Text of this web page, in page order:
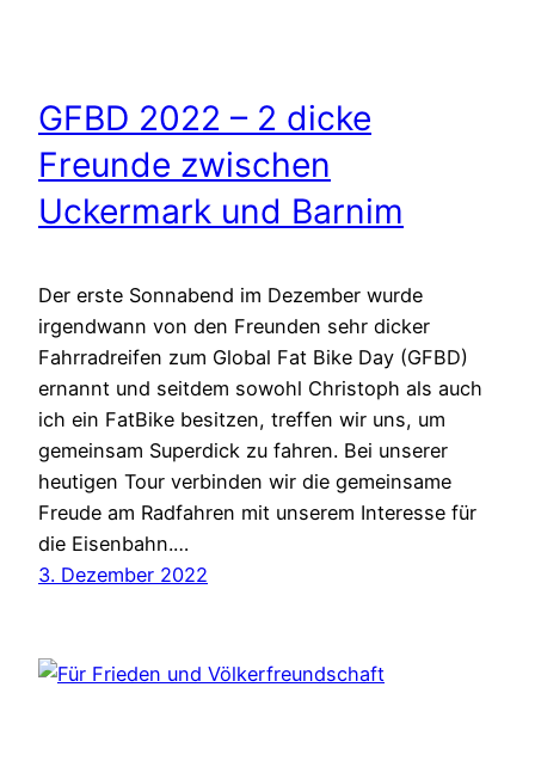
GFBD 2022 – 2 dicke
Freunde zwischen
Uckermark und Barnim
Der erste Sonnabend im Dezember wurde
irgendwann von den Freunden sehr dicker
Fahrradreifen zum Global Fat Bike Day (GFBD)
ernannt und seitdem sowohl Christoph als auch
ich ein FatBike besitzen, treffen wir uns, um
gemeinsam Superdick zu fahren. Bei unserer
heutigen Tour verbinden wir die gemeinsame
Freude am Radfahren mit unserem Interesse für
die Eisenbahn.…
3. Dezember 2022